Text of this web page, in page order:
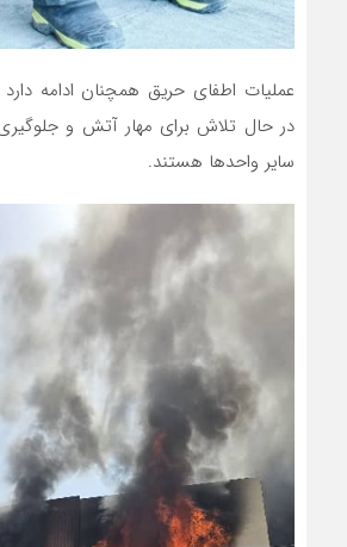
عملیات اطفای حریق همچنان ادامه
در حال تلاش برای مهار آتش و
سایر واحدها هستند.